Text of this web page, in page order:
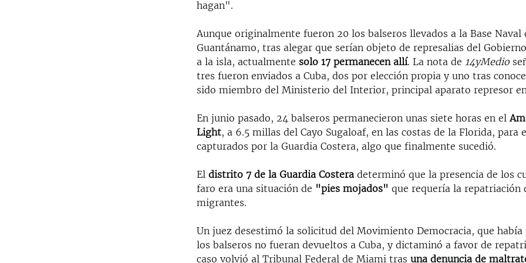
hagan".
Aunque originalmente fueron 20 los balseros llevados a la Base Naval
Guantánamo, tras alegar que serían objeto de represalias del
a la isla, actualmente solo 17 permanecen allí. La nota de 14yMedio
tres fueron enviados a Cuba, dos por elección propia y uno tras
sido miembro del Ministerio del Interior, principal aparato represor
En junio pasado, 24 balseros permanecieron unas siete horas en el
Light, a 6.5 millas del Cayo Sugaloaf, en las costas de la Florida, para
capturados por la Guardia Costera, algo que finalmente sucedió.
Eldistrito 7 de la Guardia Costera determinó que la presencia de los
faro era una situación de "pies mojados"que requería la repatriación
migrantes.
Un juez desestimó la solicitud del Movimiento Democracia, que había
los balseros no fueran devueltos a Cuba, y dictaminó a favor de
caso volvió al Tribunal Federal de Miami trasuna denuncia de